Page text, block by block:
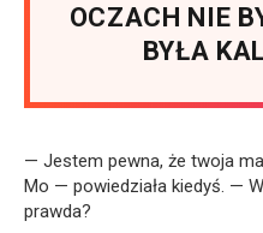
OCZACH NIE
BYŁA
— Jestem pewna, że twoja
Mo — powiedziała kiedyś. —
prawda?